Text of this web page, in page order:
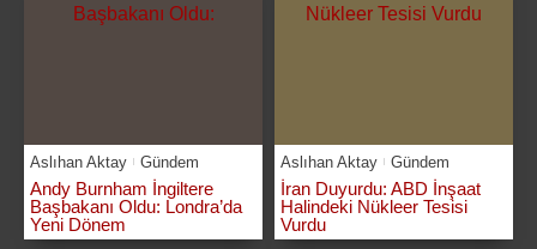
Aslıhan Aktay Gündem
Andy Burnham İngiltere
Başbakanı Oldu: Londra’da
Yeni Dönem
Aslıhan Aktay Gündem
İran Duyurdu: ABD İnşaat
Halindeki Nükleer Tesisi
Vurdu